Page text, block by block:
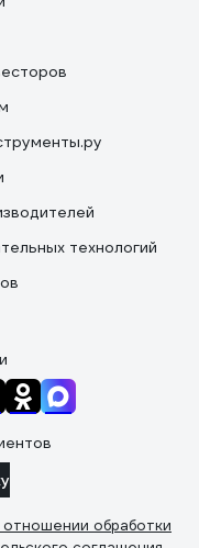
технологий
отношении обработки